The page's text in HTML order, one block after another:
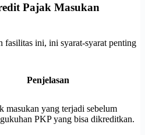
Pajak Masukan
fasilitas ini, ini syarat-syarat penting
Penjelasan
masukan yang terjadi sebelum
PKP yang bisa dikreditkan.